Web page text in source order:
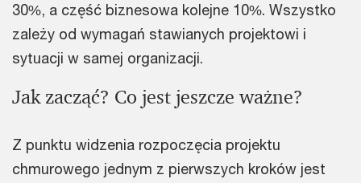
30%, a część biznesowa kolejne 10%. Wszystko
zależy od wymagań stawianych projektowi i
sytuacji w samej organizacji.
Jak zacząć? Co jest jeszcze ważne?
Z punktu widzenia rozpoczęcia projektu
chmurowego jednym z pierwszych kroków jest